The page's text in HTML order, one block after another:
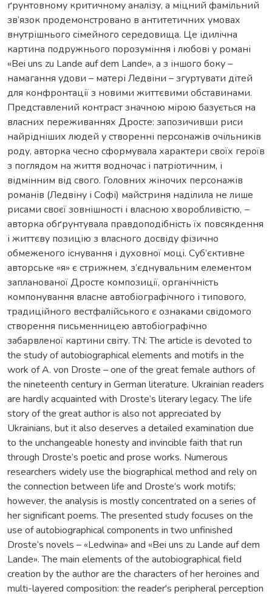
ґрунтовному критичному аналізу, а міцний фамільний
зв’язок продемонстровано в антитетичних умовах
внутрішнього сімейного середовища. Це ідилічна
картина подружнього порозуміння і любові у романі
«Bei uns zu Lande auf dem Lande», а з іншого боку –
намагання удови – матері Ледвіни – згуртувати дітей
для конфронтації з новими життєвими обставинами.
Представлений контраст значною мірою базується на
власних переживаннях Дросте: запозичивши риси
найрідніших людей у створенні персонажів очільників
роду, авторка чесно сформувала характери своїх героїв
з поглядом на життя водночас і патріотичним, і
відмінним від свого. Головних жіночих персонажів
романів (Ледвіну і Софі) майстриня наділила не лише
рисами своєї зовнішності і власною хворобливістю, −
авторка обґрунтувала правдоподібність їх повсякдення
і життєву позицію з власного досвіду фізично
обмеженого існування і духовної моці. Суб’єктивне
авторське «я» є стрижнем, з’єднувальним елементом
запланованої Дросте композиції, органічність
компонування власне автобіографічного і типового,
традиційного вестфалійського є ознаками свідомого
створення письменницею автобіографічно
забарвленої картини світу. TN: The article is devoted to
the study of autobiographical elements and motifs in the
work of A. von Droste – one of the great female authors of
the nineteenth century in German literature. Ukrainian readers
are hardly acquainted with Droste’s literary legacy. The life
story of the great author is also not appreciated by
Ukrainians, but it also deserves a detailed examination due
to the unchangeable honesty and invincible faith that run
through Droste’s poetic and prose works. Numerous
researchers widely use the biographical method and rely on
the connection between life and Droste’s work motifs;
however, the analysis is mostly concentrated on a series of
her significant poems. The presented study focuses on the
use of autobiographical components in two unfinished
Droste’s novels – «Ledwina» and «Bei uns zu Lande auf dem
Lande». The main elements of the autobiographical field
creation by the author are the characters of her heroines and
multi-layered composition: the reader's peripheral perception